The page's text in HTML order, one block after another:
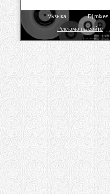
Музыка Dj mixes
Реклама на сайте